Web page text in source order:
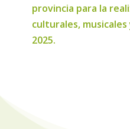
provincia para la
culturales, musicales
2025.